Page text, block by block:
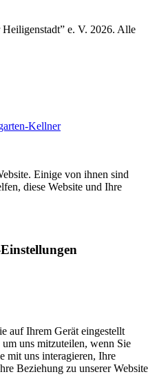
e. V. 2026. Alle
Kellner
Einige von ihnen sind
diese Website und Ihre
auf Ihrem Gerät eingestellt
uns mitzuteilen, wenn Sie
mit uns interagieren, Ihre
Beziehung zu unserer Website